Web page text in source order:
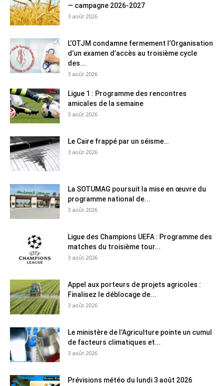
— campagne 2026-2027
3 août 2026
L’OTJM condamne fermement l’Organisation
d’un examen d’accès au troisième cycle
des...
3 août 2026
Ligue 1 : Programme des rencontres
amicales de la semaine
3 août 2026
Le Caire frappé par un séisme…
3 août 2026
La SOTUMAG poursuit la mise en œuvre du
programme national de...
3 août 2026
Ligue des Champions UEFA : Programme des
matches du troisième tour...
3 août 2026
Appel aux porteurs de projets agricoles :
Finalisez le déblocage de...
3 août 2026
Le ministère de l’Agriculture pointe un cumul
de facteurs climatiques et...
3 août 2026
Prévisions météo du lundi 3 août 2026